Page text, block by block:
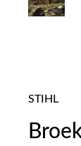
STIHL